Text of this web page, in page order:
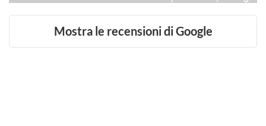
Mostra le recensioni di Google